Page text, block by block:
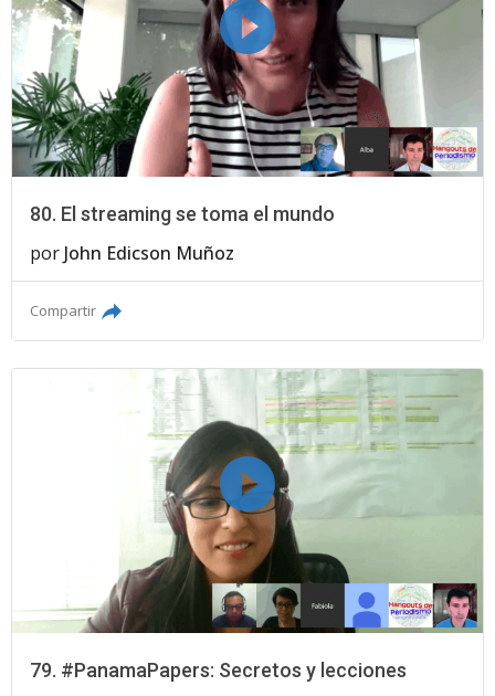
80. El streaming se toma el mundo
por John Edicson Muñoz
Compartir
79. #PanamaPapers: Secretos y lecciones